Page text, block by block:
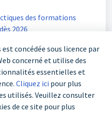
des formations
2026
concédée sous licence par
concerné et utilise des
essentielles et
Cliquez ici pour plus
utilisés. Veuillez consulter
de ce site pour plus